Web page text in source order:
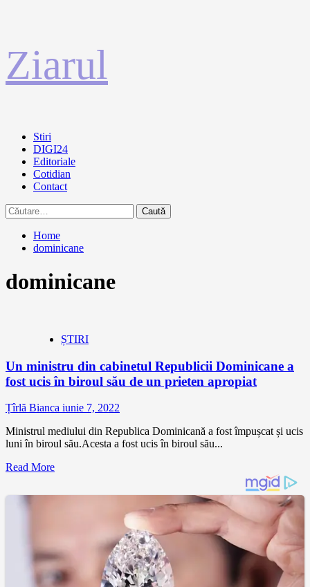
la
conținut
Ziarul
Primary
Menu
Stiri
DIGI24
Editoriale
Cotidian
Contact
Caută
după:
Home
dominicane
dominicane
ȘTIRI
Un ministru din cabinetul Republicii Dominicane a
fost ucis în biroul său de un prieten apropiat
Țîrlă Bianca iunie 7, 2022
Ministrul mediului din Republica Dominicană a fost împușcat și ucis
luni în biroul său.Acesta a fost ucis în biroul său...
Read More